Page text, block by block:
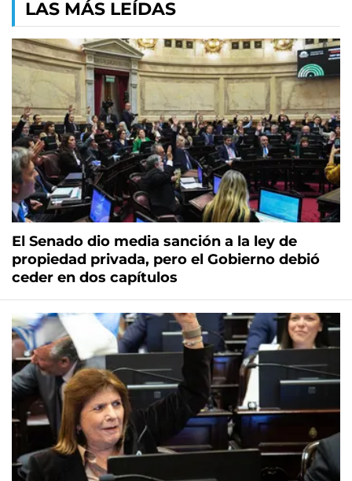
LAS MÁS LEÍDAS
El Senado dio media sanción a la ley de
propiedad privada, pero el Gobierno debió
ceder en dos capítulos